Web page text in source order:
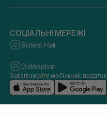
СОЦІАЛЬНІ МЕРЕЖІ
Sisters Hair
Distribution
Завантажуйте мобільний додаток